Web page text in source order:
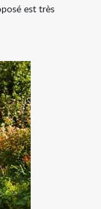
est très